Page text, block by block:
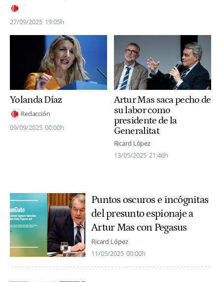
27/09/2025 19:05h
Yolanda Díaz
Redacción
09/09/2025 00:00h
Artur Mas saca pecho de
su labor como
presidente de la
Generalitat
Ricard López
13/05/2025 21:46h
Puntos oscuros e incógnitas
del presunto espionaje a
Artur Mas con Pegasus
Ricard López
11/05/2025 00:00h